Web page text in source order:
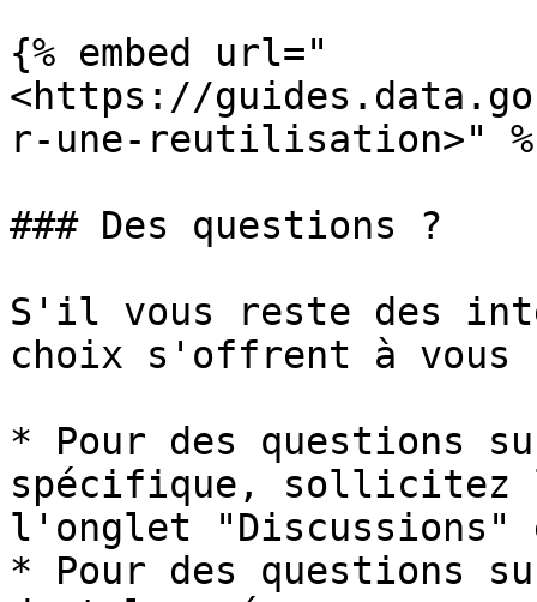
{% embed url="
<https://
r-une-reutilisation>"
### Des questions ?
S'il vous reste des
choix s'offrent à vous
* Pour des questions
spécifique, sollicitez
l'onglet "Discussions"
* Pour des